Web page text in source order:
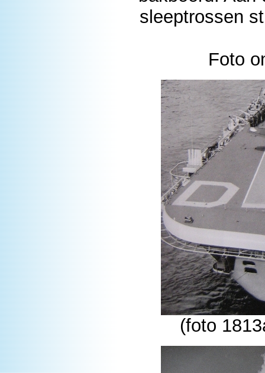
sleeptrossen
Foto
(foto